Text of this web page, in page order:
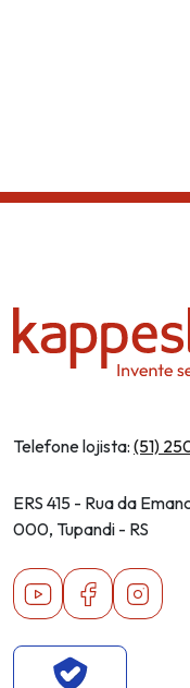
Telefone lojista: (51)
ERS 415 - Rua da
000, Tupandi - RS
YoutubeFacebookInstagram